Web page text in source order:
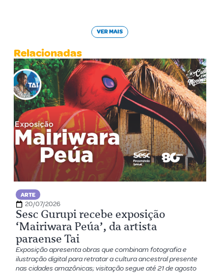
VER MAIS
Relacionadas
ARTE
20/07/2026
Sesc Gurupi recebe exposição
‘Mairiwara Peúa’, da artista
paraense Tai
Exposição apresenta obras que combinam fotografia e
ilustração digital para retratar a cultura ancestral presente
nas cidades amazônicas; visitação segue até 21 de agosto